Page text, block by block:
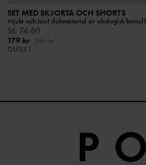
SET MED SKJORTA OCH SHORTS
Mjukt och tunt slubmaterial av ekologisk bomull
Stl: 74-80
179 kr
OUTLET